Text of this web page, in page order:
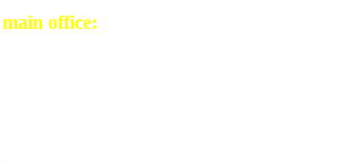
office: